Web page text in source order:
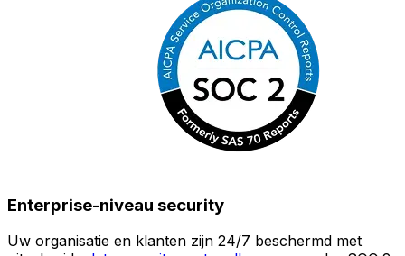
Enterprise-niveau security
Uw organisatie en klanten zijn 24/7 beschermd met